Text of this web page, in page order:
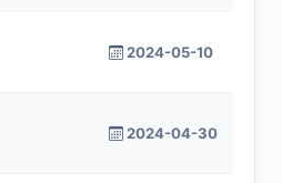
2024-05-10
2024-04-30